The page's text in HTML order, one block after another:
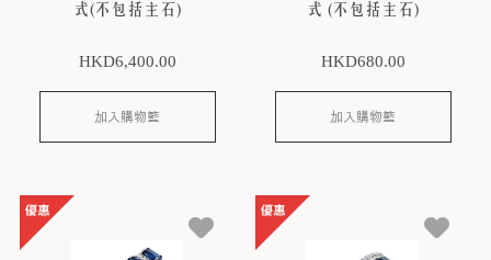
式(不包括主石)
HKD6,400.00
加入購物籃
式 (不包括主石)
HKD680.00
加入購物籃